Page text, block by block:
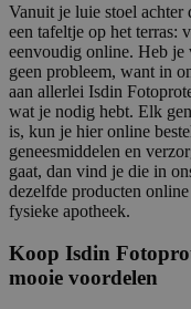
Vanuit je luie stoel achter
een tafeltje op het
eenvoudig online. Heb je
geen probleem, want in
aan allerlei Isdin
wat je nodig hebt. Elk
is, kun je hier online
geneesmiddelen en
gaat, dan vind je die in
dezelfde producten
fysieke apotheek.
Koop Isdin
mooie voordelen